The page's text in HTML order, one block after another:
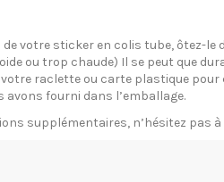
de votre sticker en colis tube, ôtez-
ou trop chaude) Il se peut que
raclette ou carte plastique pour
avons fourni dans l’emballage.
supplémentaires, n’hésitez pas